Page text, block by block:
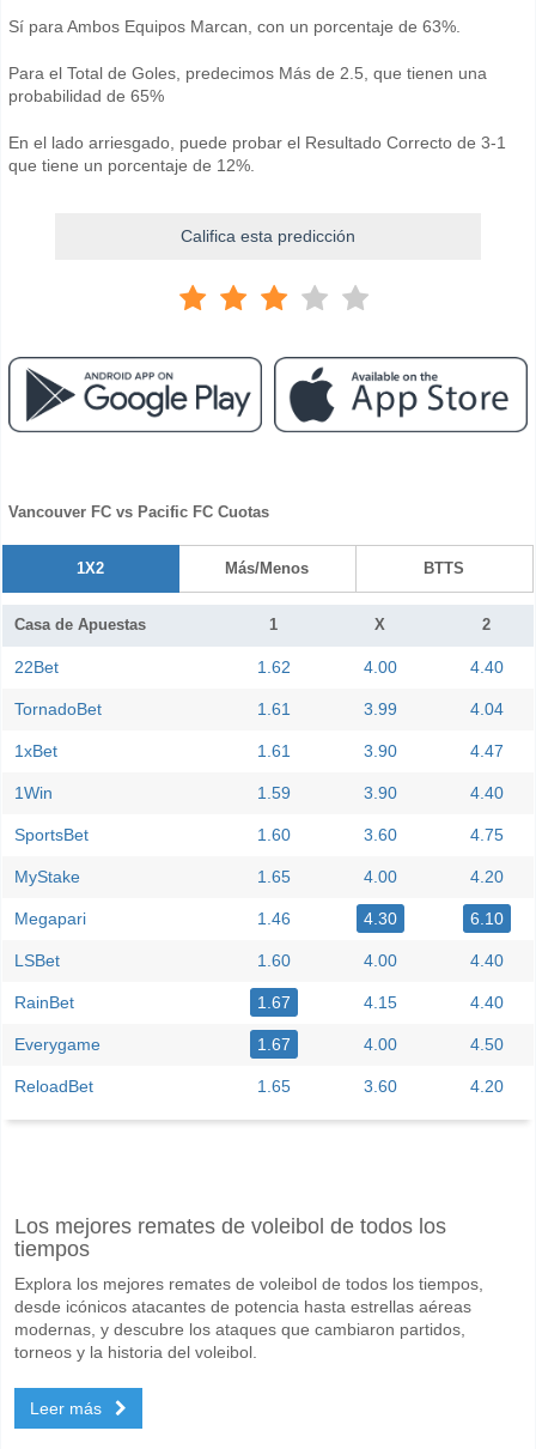
Sí para Ambos Equipos Marcan, con un porcentaje de 63%.
Para el Total de Goles, predecimos Más de 2.5, que tienen una
probabilidad de 65%
En el lado arriesgado, puede probar el Resultado Correcto de 3-1
que tiene un porcentaje de 12%.
Califica esta predicción
Vancouver FC vs Pacific FC Cuotas
1X2 Más/Menos BTTS
Casa de Apuestas 1 X 2
22Bet 1.62 4.00 4.40
TornadoBet 1.61 3.99 4.04
1xBet 1.61 3.90 4.47
1Win 1.59 3.90 4.40
SportsBet 1.60 3.60 4.75
MyStake 1.65 4.00 4.20
Megapari 1.46 4.30 6.10
LSBet 1.60 4.00 4.40
RainBet 1.67 4.15 4.40
Everygame 1.67 4.00 4.50
ReloadBet 1.65 3.60 4.20
El partido entre Vancouver FC v Pacific FC 14 June 2026 23:00.
Vancouver FC para el Ganador del partido, con una probabilidad de
Marcarán ambos equipos en el partido Vancouver FC
Sí para Ambos Equipos Marcan, con un porcentaje de 63%.
Cuál es el pronóstico de resultado correcto para
Los mejores remates de voleibol de todos los
tiempos
Explora los mejores remates de voleibol de todos los tiempos,
desde icónicos atacantes de potencia hasta estrellas aéreas
modernas, y descubre los ataques que cambiaron partidos,
torneos y la historia del voleibol.
Leer más